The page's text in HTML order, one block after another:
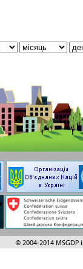
© 2004-2014